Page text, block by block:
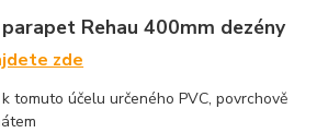
Rehau 400mm dezény
zde
tomuto účelu určeného PVC, povrchově